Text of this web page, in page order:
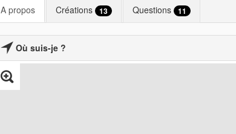
A propos Créations 13 Questions 11
Où suis-je ?